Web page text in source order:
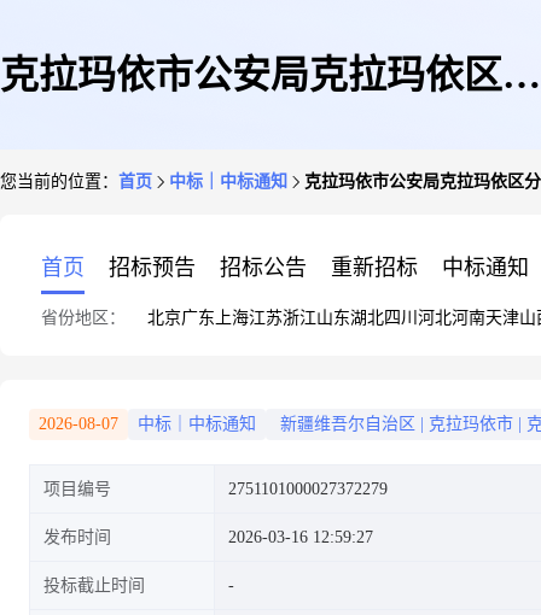
克拉玛依市公安局克拉玛依区分
您当前的位置： 首页 中标｜中标通知 克拉玛依市公安局克拉玛依区
首页 招标预告 招标公告 重新招标 中标通知
省份地区： 北京广东 上海江苏浙江山东湖北四川 河北河南天津山
2026-08-07 中标｜中标通知 新疆维吾尔自治区 克拉玛依市
项目编号 2751101000027372279
发布时间 2026-03-16 12:59:27
投标截止时间